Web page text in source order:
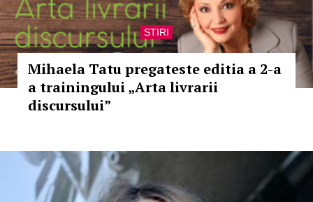
STIRI
Mihaela Tatu pregateste editia a 2-a
a trainingului „Arta livrarii
discursului”